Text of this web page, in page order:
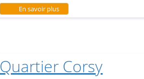
En savoir plussur Quartier Beisson
Quartier Corsy